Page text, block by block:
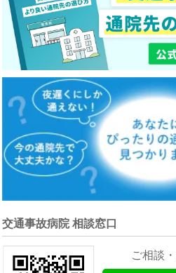
交通事故病院 相談窓口
ご相談